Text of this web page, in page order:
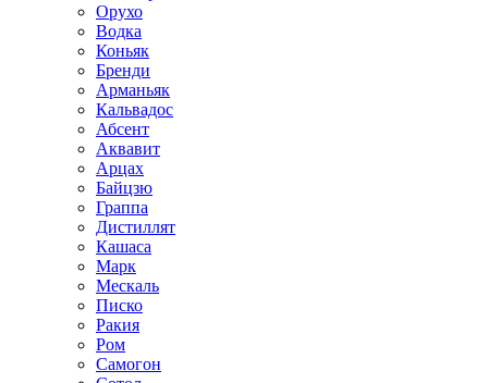
Орухо
Водка
Коньяк
Бренди
Арманьяк
Кальвадос
Абсент
Аквавит
Арцах
Байцзю
Граппа
Дистиллят
Кашаса
Марк
Мескаль
Писко
Ракия
Ром
Самогон